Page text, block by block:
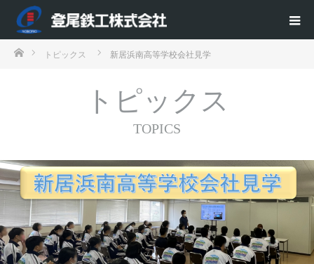
ホームトピックス 新居浜南高等学校会社見学
トピックス
TOPICS